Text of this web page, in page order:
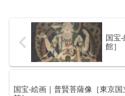
国宝
館］
国宝-絵画｜普賢菩薩像［東京国